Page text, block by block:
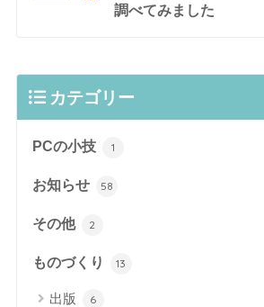
調べてみました
カテゴリー
PCの小技 1
お知らせ 58
その他 2
ものづくり 13
出版 6